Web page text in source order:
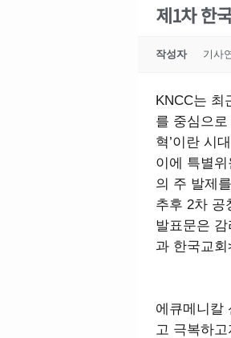
제1차 한
작성자 기사
KNCC는 최
를 중심으
혁’이란 시
이에 특별
의 주 발제
추후 2차 공
발표문은
과 한국교
에큐메니칼
고 극복하